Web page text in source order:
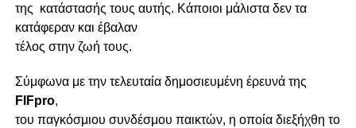
της κατάστασής τους αυτής. Κάποιοι μάλιστα δεν τα
κατάφεραν και έβαλαν
τέλος στην ζωή τους.
Σύμφωνα με την τελευταία δημοσιευμένη έρευνά της
FIFpro,
του παγκόσμιου συνδέσμου παικτών, η οποία διεξήχθη το